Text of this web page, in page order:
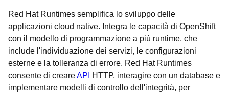
Red Hat Runtimes semplifica lo sviluppo delle
applicazioni cloud native. Integra le capacità di OpenShift
con il modello di programmazione a più runtime, che
include l'individuazione dei servizi, le configurazioni
esterne e la tolleranza di errore. Red Hat Runtimes
consente di creareAPI
HTTP, interagire con un database e
implementare modelli di controllo dell'integrità, per